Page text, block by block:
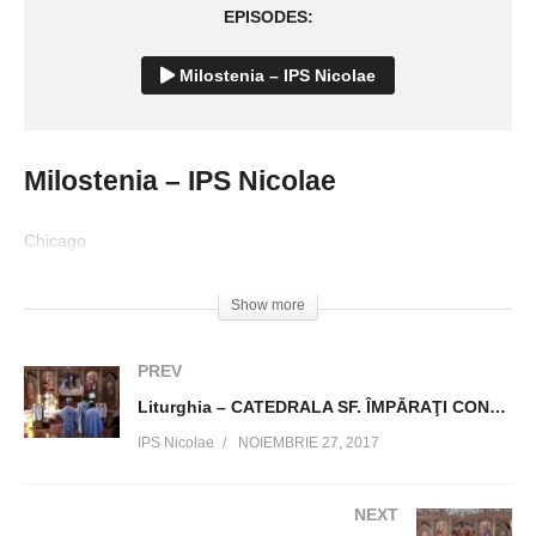
EPISODES:
Milostenia – IPS Nicolae
Milostenia – IPS Nicolae
Chicago
Show more
PREV
Liturghia – CATEDRALA SF. ÎMPĂRAŢI CONSTANTIN ŞI ELENA
IPS Nicolae NOIEMBRIE 27, 2017
NEXT